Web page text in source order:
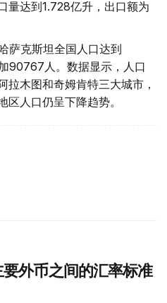
量达到1.728亿升，出口额为
萨克斯坦全国人口达到
90767人。数据显示，人口
拉木图和奇姆肯特三大城市，
人口仍呈下降趋势。
外币之间的汇率标准